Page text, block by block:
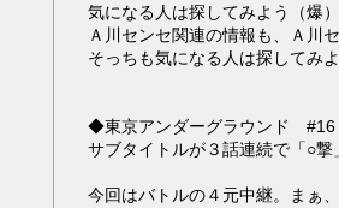
気になる人は探してみよう（爆
Ａ川センセ関連の情報も、Ａ川
そっちも気になる人は探してみ
◆東京アンダーグラウンド #16
サブタイトルが３話連続で「○
今回はバトルの４元中継。まぁ